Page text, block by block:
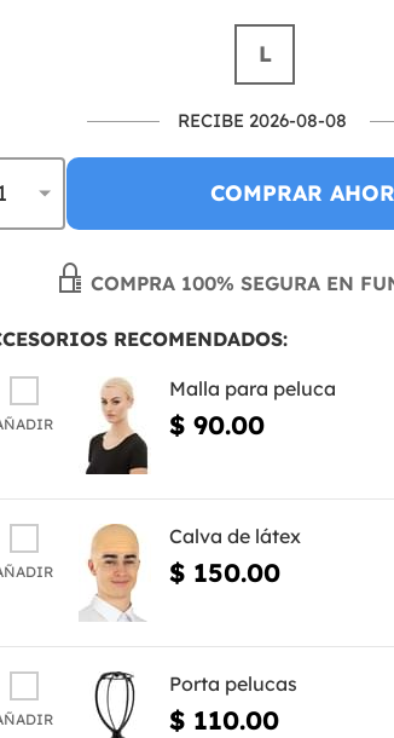
L
RECIBE 2026-08-08
COMPRAR
COMPRA 100% SEGURA EN
RECOMENDADOS:
Malla para peluca
$ 90.00
Calva de látex
$ 150.00
Porta pelucas
$ 110.00